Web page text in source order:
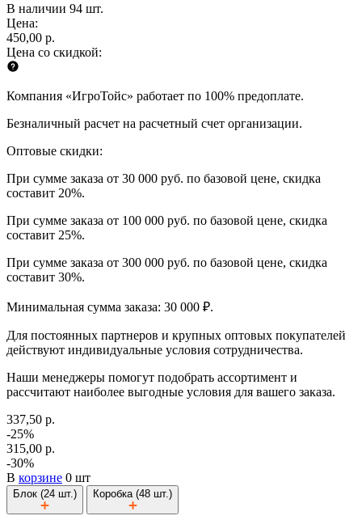
В наличии 94 шт.
Цена:
450,00 р.
Цена со скидкой:
Компания «ИгроТойс» работает по 100% предоплате.
Безналичный расчет на расчетный счет организации.
Оптовые скидки:
При сумме заказа от 30 000 руб. по базовой цене, скидка
составит 20%.
При сумме заказа от 100 000 руб. по базовой цене, скидка
составит 25%.
При сумме заказа от 300 000 руб. по базовой цене, скидка
составит 30%.
Минимальная сумма заказа: 30 000 ₽.
Для постоянных партнеров и крупных оптовых покупателей
действуют индивидуальные условия сотрудничества.
Наши менеджеры помогут подобрать ассортимент и
рассчитают наиболее выгодные условия для вашего заказа.
337,50 р.
-25%
315,00 р.
-30%
В корзине 0 шт
Блок (24 шт.) Коробка (48 шт.)